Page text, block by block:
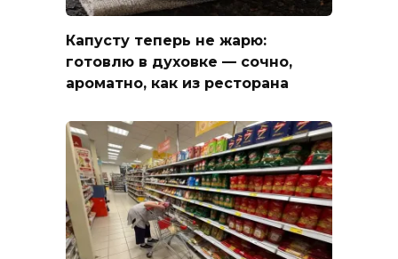
Капусту теперь не жарю:
готовлю в духовке — сочно,
ароматно, как из ресторана